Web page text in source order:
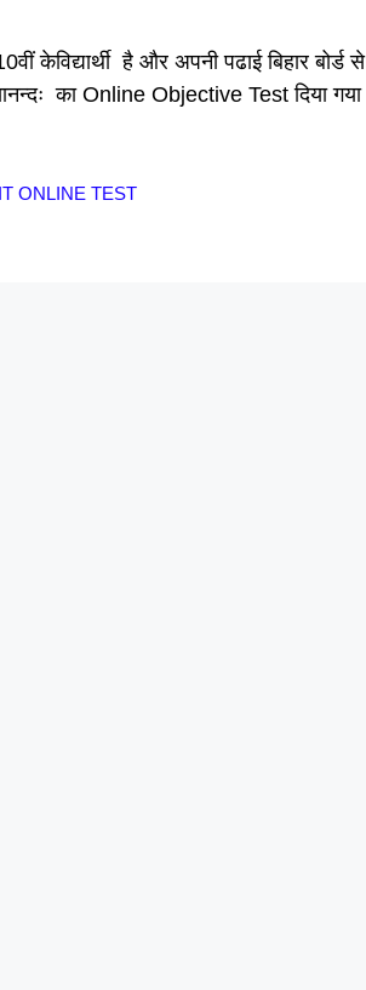
है और अपनी पढाई बिहार बोर्ड से
का Online Objective Test दिया गया
ONLINE TEST